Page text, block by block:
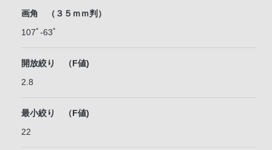
画角 （３５ｍｍ判）
107ﾟ-63ﾟ
開放絞り （F値)
2.8
最小絞り （F値)
22